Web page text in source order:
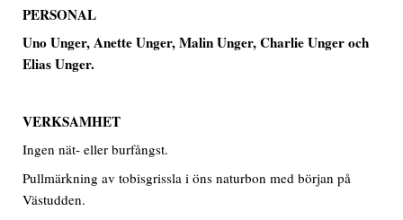
PERSONAL
Uno Unger, Anette Unger, Malin Unger, Charlie Unger och
Elias Unger.
VERKSAMHET
Ingen nät- eller burfångst.
Pullmärkning av tobisgrissla i öns naturbon med början på
Västudden.